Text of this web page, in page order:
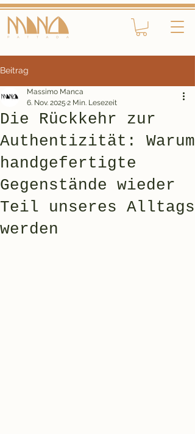
Beitrag
Die Rückkehr zur
Authentizität: Warum
handgefertigte
Gegenstände wieder
Teil unseres Alltags
werden
Massimo Manca
6. Nov. 2025 2 Min. Lesezeit